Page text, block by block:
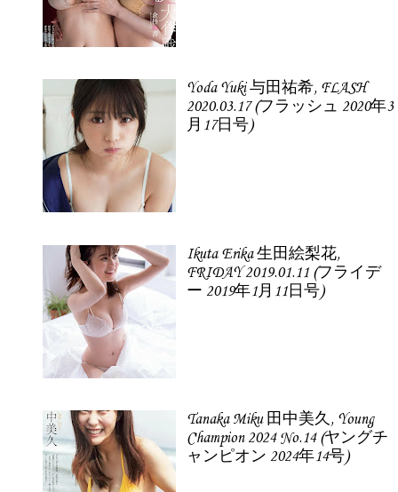
Yoda Yuki 与田祐希, FLASH
2020.03.17 (フラッシュ 2020年3
月17日号)
Ikuta Erika 生田絵梨花,
FRIDAY 2019.01.11 (フライデ
ー 2019年1月11日号)
Tanaka Miku 田中美久, Young
Champion 2024 No.14 (ヤングチ
ャンピオン 2024年14号)